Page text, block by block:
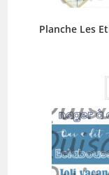
Planche Les